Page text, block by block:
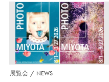
展覧会 NEWS